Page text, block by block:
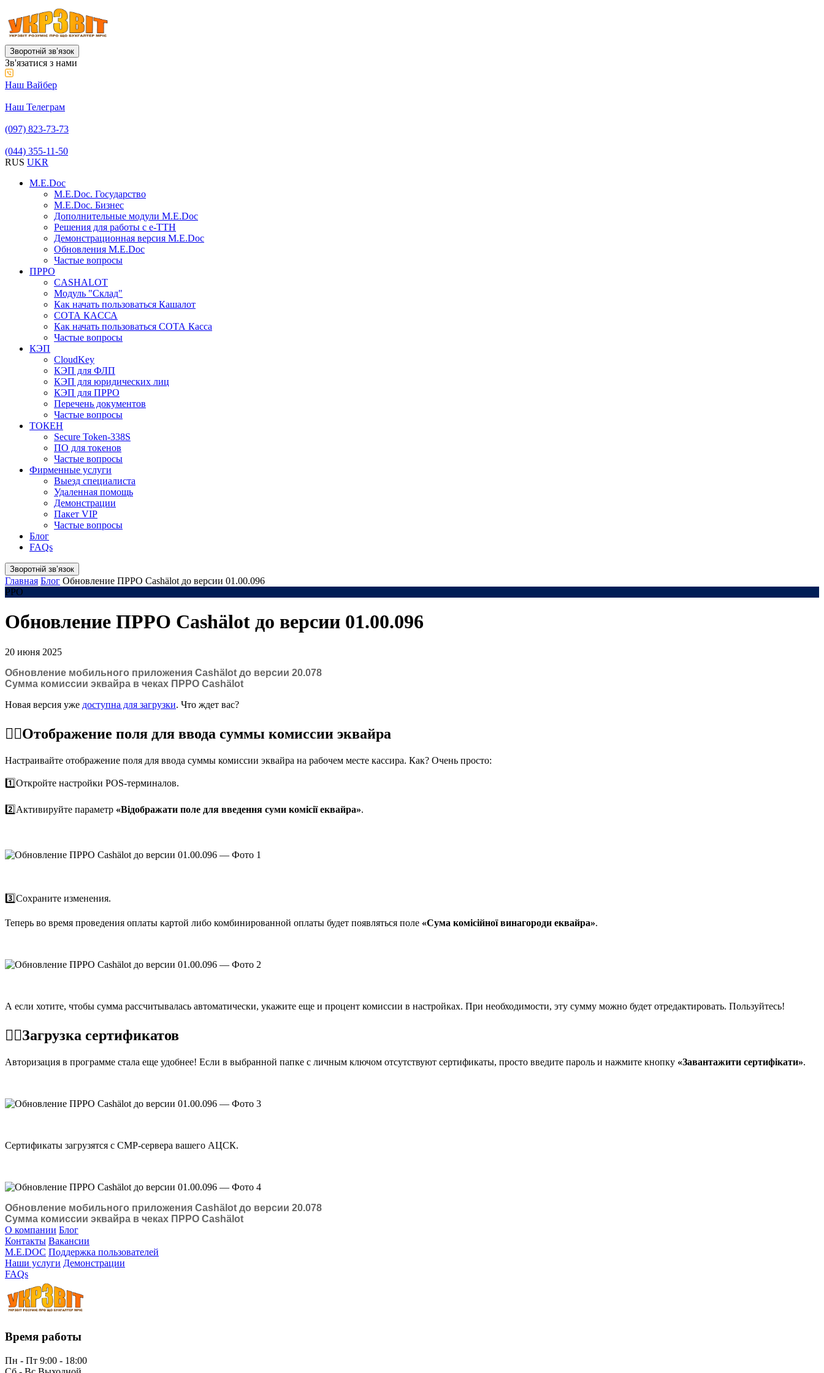
Зворотній звʼязок
Зв'язатися з нами
Наш Вайбер
Наш Телеграм
(097) 823-73-73
(044) 355-11-50
RUS UKR
M.E.Doc
M.E.Doc. Государство
M.E.Doc. Бизнес
Дополнительные модули M.E.Doc
Решения для работы с е-ТТН
Демонстрационная версия M.E.Doc
Обновления M.E.Doc
Частые вопросы
ПРРО
CASHALOT
Модуль "Склад"
Как начать пользоваться Кашалот
СОТА КАCСА
Как начать пользоваться СОТА Касса
Частые вопросы
КЭП
CloudKey
КЭП для ФЛП
КЭП для юридических лиц
КЭП для ПРРО
Перечень документов
Частые вопросы
ТОКЕН
Secure Token-338S
ПО для токенов
Частые вопросы
Фирменные услуги
Выезд специалиста
Удаленная помощь
Демонстрации
Пакет VIP
Частые вопросы
Блог
FAQs
Зворотній звʼязок
Главная Блог Обновление ПРРО Cashӓlot до версии 01.00.096
РРО
Обновление ПРРО Cashӓlot до версии 01.00.096
20 июня 2025
Обновление мобильного приложения Cashӓlot до версии 20.078
Сумма комиссии эквайра в чеках ПРРО Cashӓlot
Новая версия уже доступна для загрузки. Что ждет вас?
☝🏻Отображение поля для ввода суммы комиссии эквайра
Настраивайте отображение поля для ввода суммы комиссии эквайра на рабочем месте кассира. Как? Очень просто:
1️⃣Откройте настройки POS-терминалов.
2️⃣Активируйте параметр «Відображати поле для введення суми комісії еквайра».
3️⃣Сохраните изменения.
Теперь во время проведения оплаты картой либо комбинированной оплаты будет появляться поле «Сума комісійної винагороди еквайра».
А если хотите, чтобы сумма рассчитывалась автоматически, укажите еще и процент комиссии в настройках. При необходимости, эту сумму можно будет отредактировать. Пользуйтесь!
☝🏻Загрузка сертификатов
Авторизация в программе стала еще удобнее! Если в выбранной папке с личным ключом отсутствуют сертификаты, просто введите пароль и нажмите кнопку «Завантажити сертифікати».
Сертификаты загрузятся с CMP-сервера вашего АЦСК.
Обновление мобильного приложения Cashӓlot до версии 20.078
Сумма комиссии эквайра в чеках ПРРО Cashӓlot
О компании Блог
Контакты Вакансии
M.E.DOC Поддержка пользователей
Наши услуги Демонстрации
FAQs
Время работы
Пн - Пт 9:00 - 18:00